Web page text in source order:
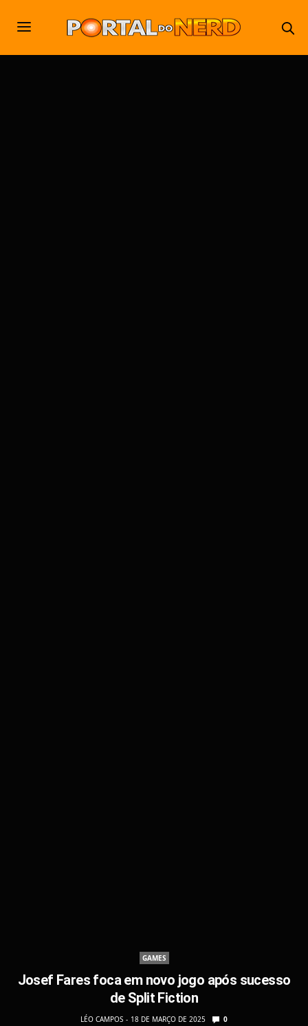
GAMES
Josef Fares foca em novo jogo após sucesso
de Split Fiction
LÉO CAMPOS 18 DE MARÇO DE 2025 0